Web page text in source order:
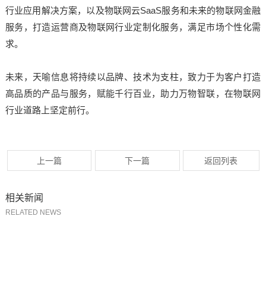
行业应用解决方案，以及物联网云SaaS服务和未来的物联网金融
服务，打造运营商及物联网行业定制化服务，满足市场个性化需
求。
未来，天喻信息将持续以品牌、技术为支柱，致力于为客户打造
高品质的产品与服务，赋能千行百业，助力万物智联，在物联网
行业道路上坚定前行。
上一篇 下一篇 返回列表
相关新闻
RELATED NEWS